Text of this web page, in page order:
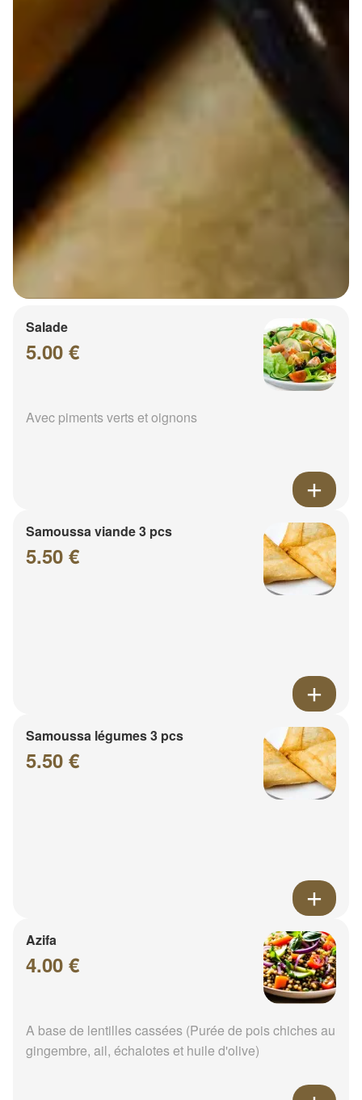
Salade
5.00 €
Avec piments verts et oignons
Samoussa viande 3 pcs
5.50 €
Samoussa légumes 3 pcs
5.50 €
Azifa
4.00 €
A base de lentilles cassées (Purée de pois chiches au
gingembre, ail, échalotes et huile d'olive)